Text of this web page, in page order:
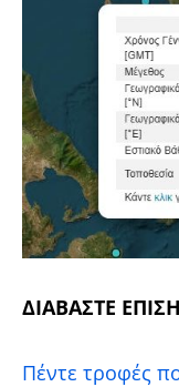
ΔΙΑΒΑΣΤΕ
Πέντε τροφές